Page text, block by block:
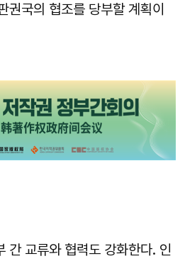
권국의 협조를 당부할 계획이
간 교류와 협력도 강화한다. 인